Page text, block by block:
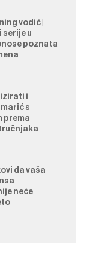
vodič |
serije u
poznata
i
s
prema
da vaša
neće